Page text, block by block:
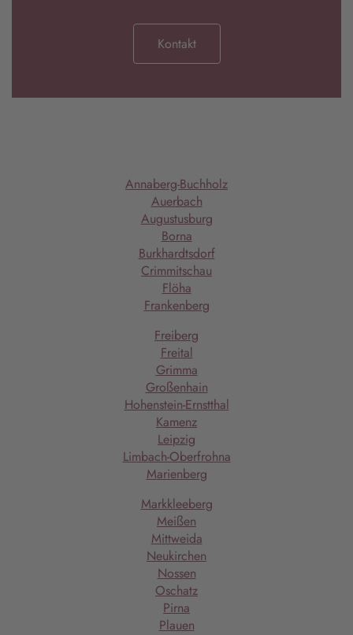
Kontakt
Annaberg-Buchholz
Auerbach
Augustusburg
Borna
Burkhardtsdorf
Crimmitschau
Flöha
Frankenberg
Freiberg
Freital
Grimma
Großenhain
Hohenstein-Ernstthal
Kamenz
Leipzig
Limbach-Oberfrohna
Marienberg
Markkleeberg
Meißen
Mittweida
Neukirchen
Nossen
Oschatz
Pirna
Plauen